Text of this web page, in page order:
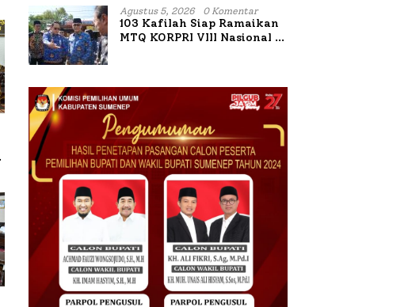
Terbakar
Agustus 5, 2026 0 Komentar
103 Kafilah Siap Ramaikan
MTQ KORPRI VIII Nasional di